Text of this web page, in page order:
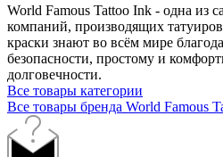
World Famous Tattoo Ink - одна из
компаний, производящих
краски знают во всём мире
безопасности, простому и
долговечности.
Все товары категории
Все товары бренда World Famous